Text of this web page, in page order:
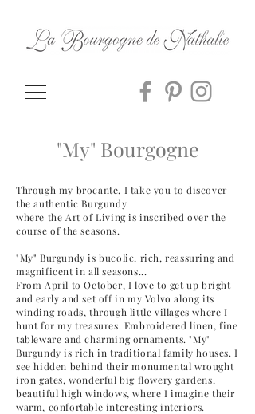
"My" Bourgogne
Through my brocante, I take you to discover
the authentic Burgundy.
where the Art of Living is inscribed over the
course of the seasons.
"My" Burgundy is bucolic, rich, reassuring and
magnificent in all seasons...
From April to October, I love to get up bright
and early and set off in my Volvo along its
winding roads, through little villages where I
hunt for my treasures. Embroidered linen, fine
tableware and charming ornaments. "My"
Burgundy is rich in traditional family houses. I
see hidden behind their monumental wrought
iron gates, wonderful big flowery gardens,
beautiful high windows, where I imagine their
warm, confortable interesting interiors.